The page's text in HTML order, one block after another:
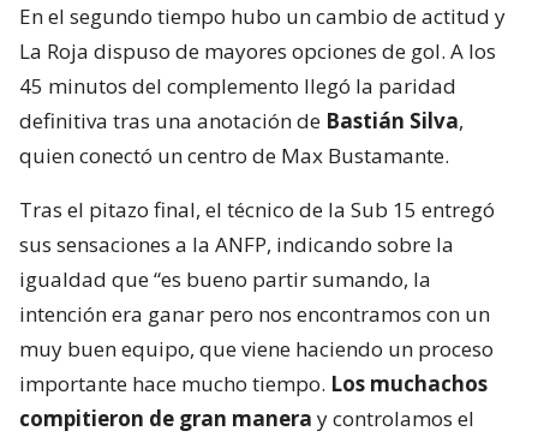
En el segundo tiempo hubo un cambio de actitud y
La Roja dispuso de mayores opciones de gol. A los
45 minutos del complemento llegó la paridad
definitiva tras una anotación de Bastián Silva,
quien conectó un centro de Max Bustamante.
Tras el pitazo final, el técnico de la Sub 15 entregó
sus sensaciones a la ANFP, indicando sobre la
igualdad que “es bueno partir sumando, la
intención era ganar pero nos encontramos con un
muy buen equipo, que viene haciendo un proceso
importante hace mucho tiempo. Los muchachos
compitieron de gran manera y controlamos el